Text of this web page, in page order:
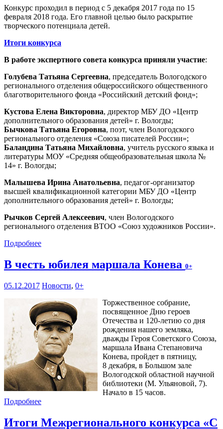
Конкурс проходил в период с 5 декабря 2017 года по 15
февраля 2018 года. Его главной целью было раскрытие
творческого потенциала детей.
Итоги конкурса
В работе экспертного совета конкурса приняли участие:
Голубева Татьяна Сергеевна, председатель Вологодского
регионального отделения общероссийского общественного
благотворительного фонда «Российский детский фонд»;
Кустова Елена Викторовна, директор МБУ ДО «Центр
дополнительного образования детей» г. Вологды;
Бычкова Татьяна Егоровна, поэт, член Вологодского
регионального отделения «Союза писателей России»;
Баландина Татьяна Михайловна, учитель русского языка и
литературы МОУ «Средняя общеобразовательная школа №
14» г. Вологды;
Малышева Ирина Анатольевна, педагог-организатор
высшей квалификационной категории МБУ ДО «Центр
дополнительного образования детей» г. Вологды;
Рычков Сергей Алексеевич, член Вологодского
регионального отделения ВТОО «Союз художников России».
Подробнее
В честь юбилея маршала Конева 0+
05.12.2017 Новости, 0+
Торжественное собрание,
посвященное Дню героев
Отечества и 120-летию со дня
рождения нашего земляка,
дважды Героя Советского Союза,
маршала Ивана Степановича
Конева, пройдет в пятницу,
8 декабря, в Большом зале
Вологодской областной научной
библиотеки (М. Ульяновой, 7).
Начало в 15 часов.
Подробнее
Итоги Межрегионального конкурса «С